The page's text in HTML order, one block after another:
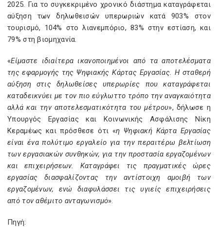
2025. Για το συγκεκριμένο χρονικό διάστημα καταγράφεται
αύξηση των δηλωθεισών υπερωριών κατά 903% στον
τουρισμό, 104% στο λιανεμπόριο, 83% στην εστίαση, και
79% στη βιομηχανία.
«Είμαστε ιδιαίτερα ικανοποιημένοι από τα αποτελέσματα
της εφαρμογής της Ψηφιακής Κάρτας Εργασίας. Η σταθερή
αύξηση στις δηλωθείσες υπερωρίες που καταγράφεται
καταδεικνύει με τον πιο εύγλωττο τρόπο την αναγκαιότητα
αλλά και την αποτελεσματικότητα του μέτρου», δήλωσε η
Υπουργός Εργασίας και Κοινωνικής Ασφάλισης Νίκη
Κεραμέως και πρόσθεσε ότι «η Ψηφιακή Κάρτα Εργασίας
είναι ένα πολύτιμο εργαλείο για την περαιτέρω βελτίωση
των εργασιακών συνθηκών, για την προστασία εργαζομένων
και επιχειρήσεων. Καταγράφει τις πραγματικές ώρες
εργασίας διασφαλίζοντας την αντίστοιχη αμοιβή των
εργαζομένων, ενώ διαφυλάσσει τις υγιείς επιχειρήσεις
από τον αθέμιτο ανταγωνισμό».
Πηγή: